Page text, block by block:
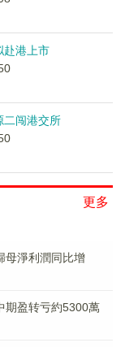
赴港上市
二闯港交所
更多
母淨利潤同比增
期盈转亏約5300萬